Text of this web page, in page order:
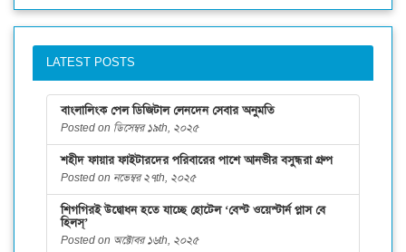
LATEST POSTS
বাংলালিংক পেল ডিজিটাল লেনদেন সেবার অনুমতি
Posted on ডিসেম্বর ১৯th, ২০২৫
শহীদ ফায়ার ফাইটারদের পরিবারের পাশে আনভীর বসুন্ধরা গ্রুপ
Posted on নভেম্বর ২৭th, ২০২৫
শিগগিরই উদ্বোধন হতে যাচ্ছে হোটেল ‘বেস্ট ওয়েস্টার্ন প্লাস বে
হিলস্’
Posted on অক্টোবর ১৬th, ২০২৫